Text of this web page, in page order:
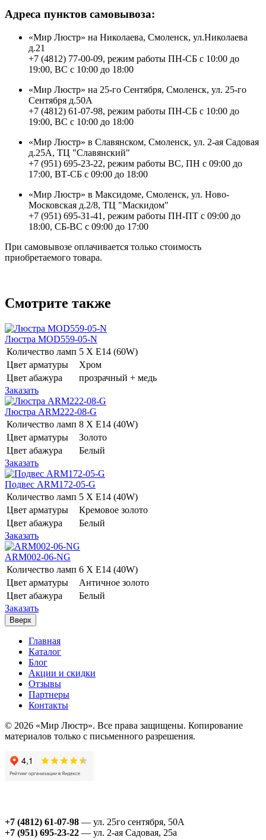
Адреса пунктов самовывоза:
«Мир Люстр» на Николаева, Смоленск, ул.Николаева
д.21
+7 (4812) 77-00-09, режим работы ПН-СБ с 10:00 до
19:00, ВС с 10:00 до 18:00
«Мир Люстр» на 25-го Сентября, Смоленск, ул. 25-го
Сентября д.50А
+7 (4812) 61-07-98, режим работы ПН-СБ с 10:00 до
19:00, ВС с 10:00 до 18:00
«Мир Люстр» в Славянском, Смоленск, ул. 2-ая Садовая
д.25А, ТЦ "Славянский"
+7 (951) 695-23-22, режим работы ВС, ПН с 09:00 до
17:00, ВТ-СБ с 09:00 до 18:00
«Мир Люстр» в Максидоме, Смоленск, ул. Ново-
Московская д.2/8, ТЦ "Маскидом"
+7 (951) 695-31-41, режим работы ПН-ПТ с 09:00 до
18:00, СБ-ВС с 09:00 до 17:00
При самовывозе оплачивается только стоимость
приобретаемого товара.
Смотрите также
Люстра MOD559-05-N
Количество ламп 5 Х E14 (60W)
Цвет арматуры
Хром
Цвет абажура
прозрачный + медь
Заказать
Люстра ARM222-08-G
Количество ламп 8 Х E14 (40W)
Цвет арматуры
Золото
Цвет абажура
Белый
Заказать
Подвес ARM172-05-G
Количество ламп 5 Х E14 (40W)
Цвет арматуры
Кремовое золото
Цвет абажура
Белый
Заказать
ARM002-06-NG
Количество ламп 6 Х E14 (40W)
Цвет арматуры
Античное золото
Цвет абажура
Белый
Заказать
Вверх
Главная
Каталог
Блог
Акции и скидки
Отзывы
Партнеры
Контакты
© 2026 «Мир Люстр». Все права защищены. Копирование
материалов только с письменного разрешения.
+7 (4812) 61-07-98 — ул. 25го сентября, 50А
+7 (951) 695-23-22 — ул. 2-ая Садовая, 25а